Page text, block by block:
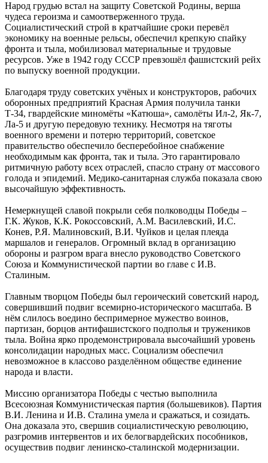
Народ грудью встал на защиту Советской Родины, верша
чудеса героизма и самоотверженного труда.
Социалистический строй в кратчайшие сроки перевёл
экономику на военные рельсы, обеспечил крепкую спайку
фронта и тыла, мобилизовал материальные и трудовые
ресурсов. Уже в 1942 году СССР превзошёл фашистский рейх
по выпуску военной продукции.
Благодаря труду советских учёных и конструкторов, рабочих
оборонных предприятий Красная Армия получила танки
Т-34, гвардейские миномёты «Катюша», самолёты Ил-2, Як-7,
Ла-5 и другую передовую технику. Несмотря на тяготы
военного времени и потерю территорий, советское
правительство обеспечило бесперебойное снабжение
необходимым как фронта, так и тыла. Это гарантировало
ритмичную работу всех отраслей, спасло страну от массового
голода и эпидемий. Медико-санитарная служба показала свою
высочайшую эффективность.
Немеркнущей славой покрыли себя полководцы Победы –
Г.К. Жуков, К.К. Рокоссовский, А.М. Василевский, И.С.
Конев, Р.Я. Малиновский, В.И. Чуйков и целая плеяда
маршалов и генералов. Огромный вклад в организацию
обороны и разгром врага внесло руководство Советского
Союза и Коммунистической партии во главе с И.В.
Сталиным.
Главным творцом Победы был героический советский народ,
совершивший подвиг всемирно-исторического масштаба. В
нём слилось воедино беспримерное мужество воинов,
партизан, борцов антифашистского подполья и тружеников
тыла. Война ярко продемонстрировала высочайший уровень
консолидации народных масс. Социализм обеспечил
невозможное в классово разделённом обществе единение
народа и власти.
Миссию организатора Победы с честью выполнила
Всесоюзная Коммунистическая партия (большевиков). Партия
В.И. Ленина и И.В. Сталина умела и сражаться, и созидать.
Она доказала это, свершив социалистическую революцию,
разгромив интервентов и их белогвардейских пособников,
осуществив подвиг ленинско-сталинской модернизации.